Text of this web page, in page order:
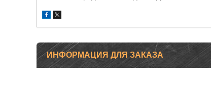
ИНФОРМАЦИЯ ДЛЯ ЗАКАЗА